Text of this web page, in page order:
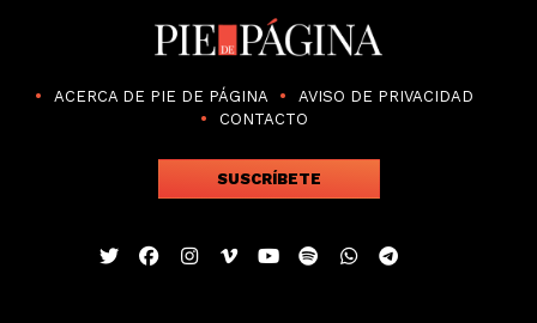
ACERCA DE PIE DE PÁGINA
AVISO DE PRIVACIDAD
CONTACTO
SUSCRÍBETE